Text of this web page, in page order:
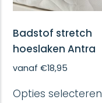
Badstof stretch
hoeslaken Antra
vanaf€18,95
Opties selecteren